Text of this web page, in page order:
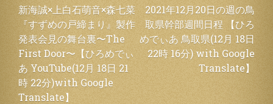
投
稿
ナ
ビ
ゲ
ー
新海誠×上白石萌音×森七菜
『すずめの戸締まり』製作
発表会見の舞台裏〜The
First Door〜【ひろめでぃ
あ YouTube(12月 18日 21
時 22分)with Google
Translate】
2021年12月20日の週の鳥
取県幹部週間日程 【ひろ
めでぃあ 鳥取県(12月 18日
22時 16分) with Google
Translate】